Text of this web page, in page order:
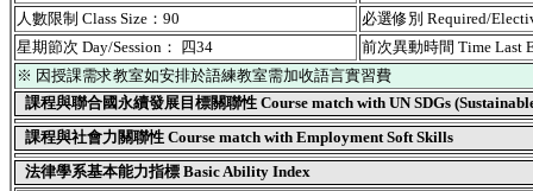
人數限制 Class Size：90
必選修別 Required/
星期節次 Day/Session： 四34
前次異動時間 Time Last
※ 因授課需求教室如安排於語練教室需加收語言實習費
課程與聯合國永續發展目標關聯性 Course match with UN SDGs
課程與社會力關聯性 Course match with Employment Soft Skills
法律學系基本能力指標 Basic Ability Index